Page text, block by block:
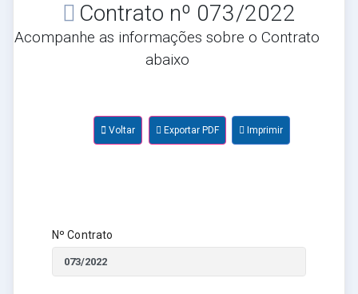
Contrato nº 073/2022
Acompanhe as informações sobre o Contrato
abaixo
Voltar Exportar PDF Imprimir
Nº Contrato